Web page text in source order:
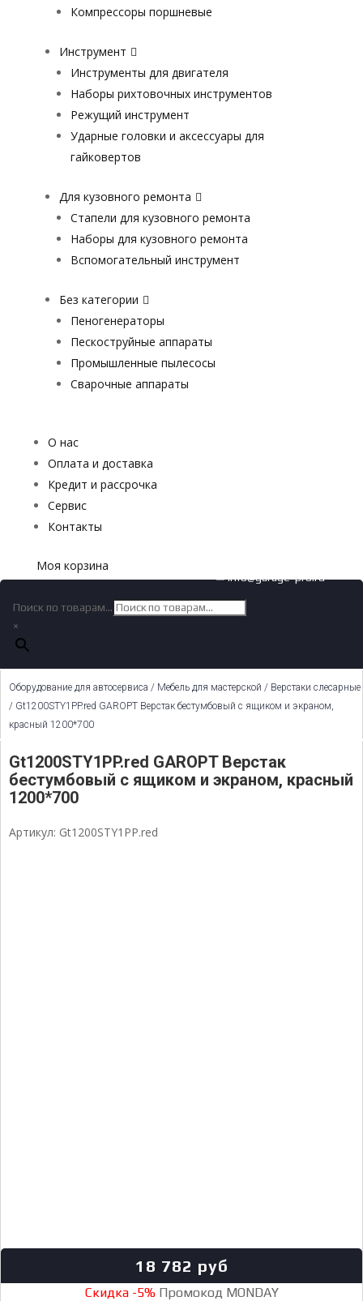
Компрессоры поршневые
Инструмент
Инструменты для двигателя
Наборы рихтовочных инструментов
Режущий инструмент
Ударные головки и аксессуары для
гайковертов
Для кузовного ремонта
Стапели для кузовного ремонта
Наборы для кузовного ремонта
Вспомогательный инструмент
Без категории
Пеногенераторы
Пескоструйные аппараты
Промышленные пылесосы
Сварочные аппараты
О нас
Оплата и доставка
Кредит и рассрочка
Сервис
Контакты
Моя корзина
✉ info@garage-pro.ru
Поиск по товарам...
×
Оборудование для автосервиса / Мебель для мастерской / Верстаки слесарные
/ Gt1200STY1PP.red GAROPT Верстак бестумбовый с ящиком и экраном,
красный 1200*700
Gt1200STY1PP.red GAROPT Верстак
бестумбовый с ящиком и экраном, красный
1200*700
Артикул: Gt1200STY1PP.red
18 782 руб
Скидка -5%Промокод MONDAY